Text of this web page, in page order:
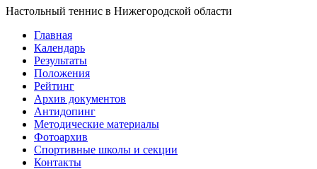
Настольный теннис в Нижегородской области
Главная
Календарь
Результаты
Положения
Рейтинг
Архив документов
Антидопинг
Методические материалы
Фотоархив
Спортивные школы и секции
Контакты